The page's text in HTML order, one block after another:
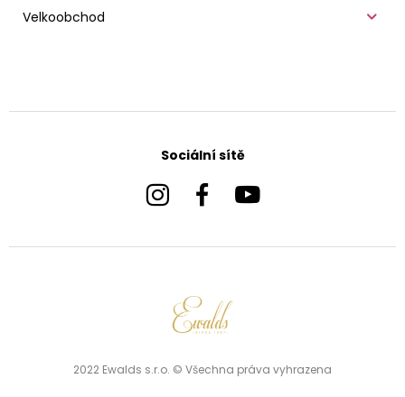
Velkoobchod
Sociální sítě
2022 Ewalds s.r.o. © Všechna práva vyhrazena